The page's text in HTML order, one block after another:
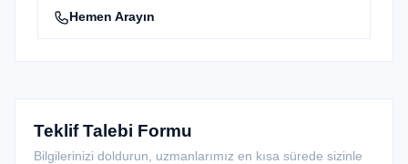
Teklif Talebi Formu
Bilgilerinizi doldurun, uzmanlarımız en kısa sürede sizinle
Hemen Arayın